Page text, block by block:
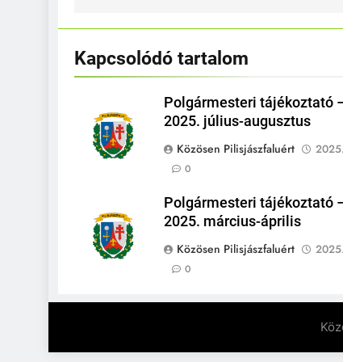
Kapcsolódó tartalom
Polgármesteri tájékoztató
2025. július-augusztus
Közösen Pilisjászfaluért
0
Polgármesteri tájékoztató
2025. március-április
Közösen Pilisjászfaluért
0